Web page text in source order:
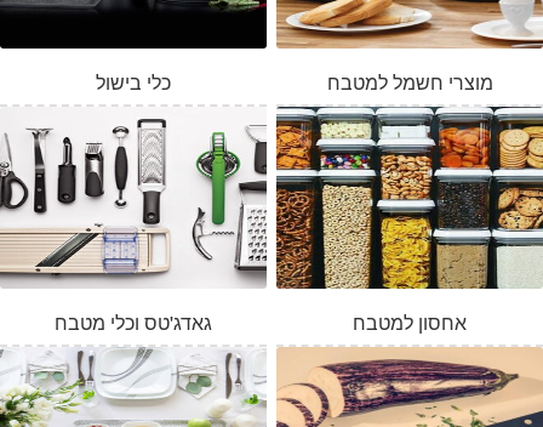
כלי בישול מוצרי חשמל למטבח
גאדג'טס וכלי מטבח אחסון למטבח